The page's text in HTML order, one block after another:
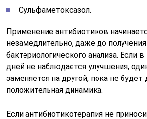
Сульфаметоксазол.
Применение антибиотиков
незамедлительно, даже до
бактериологического анализа. Если
дней не наблюдается улучшения,
заменяется на другой, пока не будет
положительная динамика.
Если антибиотикотерапия не